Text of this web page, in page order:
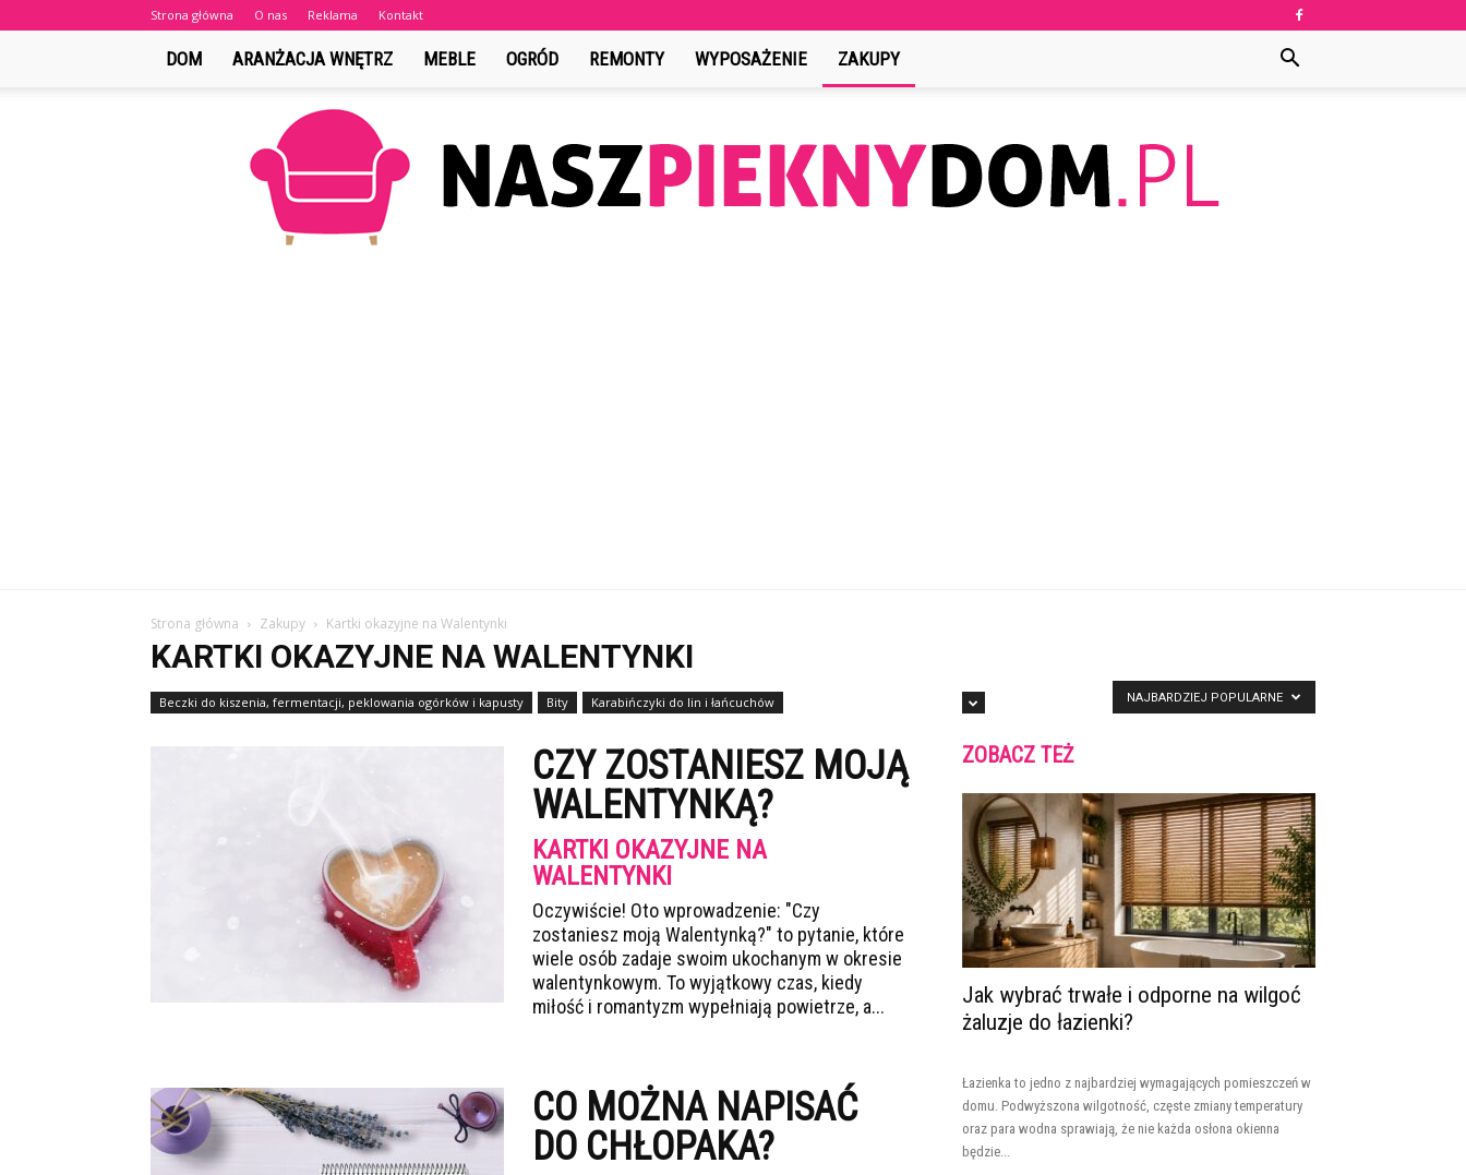
Strona główna O nas Reklama Kontakt
DOM ARANŻACJA WNĘTRZ MEBLE OGRÓD REMONTY WYPOSAŻENIE ZAKUPY
Strona główna Zakupy Kartki okazyjne na Walentynki
KARTKI OKAZYJNE NA WALENTYNKI
Beczki do kiszenia, fermentacji, peklowania ogórków i kapusty Bity
Karabińczyki do lin i łańcuchów
NAJBARDZIEJ POPULARNE
CZY ZOSTANIESZ MOJĄ
WALENTYNKĄ?
KARTKI OKAZYJNE NA
WALENTYNKI
Oczywiście! Oto wprowadzenie: "Czy
zostaniesz moją Walentynką?" to pytanie, które
wiele osób zadaje swoim ukochanym w okresie
walentynkowym. To wyjątkowy czas, kiedy
miłość i romantyzm wypełniają powietrze, a...
CO MOŻNA NAPISAĆ
DO CHŁOPAKA?
ZOBACZ TEŻ
Jak wybrać trwałe i odporne na wilgoć
żaluzje do łazienki?
Łazienka to jedno z najbardziej wymagających pomieszczeń w
domu. Podwyższona wilgotność, częste zmiany temperatury
oraz para wodna sprawiają, że nie każda osłona okienna
będzie...